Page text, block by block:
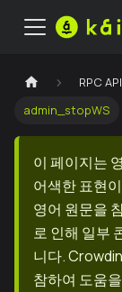
RPC
admin_stopWS
이 페이지는
어색한 표현
영어 원문을
로 인해 일부
니다.
참하여 도움